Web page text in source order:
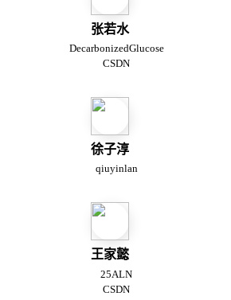
张若水
DecarbonizedGlucose
CSDN
徐子淳
qiuyinlan
王家懿
25ALN
CSDN